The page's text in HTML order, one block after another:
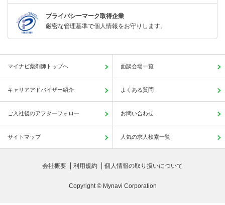
プライバシーマーク取得企業
厳密な管理基準で個人情報をお守りします。
マイナビ薬剤師トップへ 面談会場一覧
キャリアアドバイザー紹介 よくある質問
ご入社後のアフターフォロー お問い合わせ
サイトマップ 人気の求人検索一覧
会社概要 利用規約 個人情報の取り扱いについて
Copyright © Mynavi Corporation